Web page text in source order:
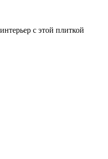
с этой плиткой